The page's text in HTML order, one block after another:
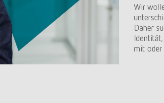
Wir
Daher
mit oder